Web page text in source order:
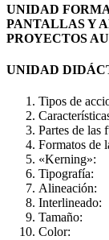
UNIDAD
PANTALLAS Y
PROYECTOS
UNIDAD
Tipos de
Partes de las
Formatos de
«Kerning»:
Tipografía:
Alineación:
Interlineado:
Tamaño:
Color: